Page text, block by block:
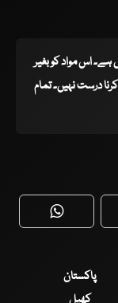
ہے۔ اس مواد کو بغیر
درست نہیں۔ تمام
WhatsApp
پاکستان